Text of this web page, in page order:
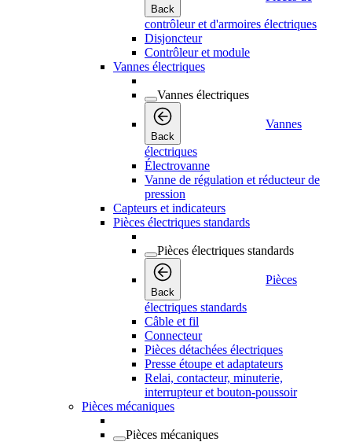
Back
contrôleur et d'armoires électriques
Disjoncteur
Contrôleur et module
Vannes électriques
Vannes électriques
Back
Vannes
électriques
Électrovanne
Vanne de régulation et réducteur de
pression
Capteurs et indicateurs
Pièces électriques standards
Pièces électriques standards
Back
Pièces
électriques standards
Câble et fil
Connecteur
Pièces détachées électriques
Presse étoupe et adaptateurs
Relai, contacteur, minuterie,
interrupteur et bouton-poussoir
Pièces mécaniques
Pièces mécaniques